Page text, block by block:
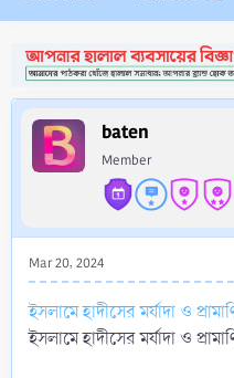
t
r
t
e
baten
Member
Mar 20, 2024
ইসলামে হাদীসের মর্যাদা ও
ইসলামে হাদীসের মর্যাদা ও